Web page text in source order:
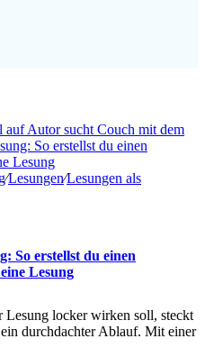
∕Lesungen∕Lesungen als
So erstellst du einen
Lesung
Lesung locker wirken soll, steckt
durchdachter Ablauf. Mit einer